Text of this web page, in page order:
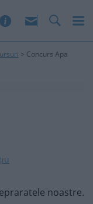
> Concurs Apa
noastre.